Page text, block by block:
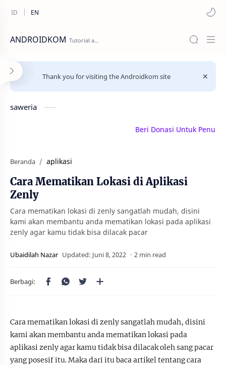
ANDROIDKOM
Thank you for visiting the Androidkom site
saweria
Beri Donasi Untuk Penulis
Beranda aplikasi
Cara Mematikan Lokasi di Aplikasi
Zenly
Cara mematikan lokasi di zenly sangatlah mudah, disini
kami akan membantu anda mematikan lokasi pada aplikasi
zenly agar kamu tidak bisa dilacak pacar
2 min read
Cara mematikan lokasi di zenly sangatlah mudah, disini
kami akan membantu anda mematikan lokasi pada
aplikasi zenly agar kamu tidak bisa dilacak oleh sang pacar
yang posesif itu. Maka dari itu baca artikel tentang cara